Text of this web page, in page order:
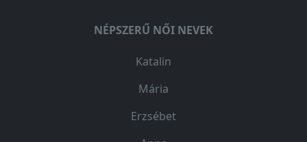
NÉPSZERŰ NŐI NEVEK
Katalin
Mária
Erzsébet